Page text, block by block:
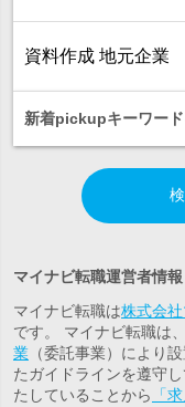
資料作成 地元企業
新着pickupキーワー
マイナビ転職運営者情報
マイナビ転職は株式会
です。 マイナビ転職は、
業 （委託事業）により
たガイドラインを遵守
たしていることから
「